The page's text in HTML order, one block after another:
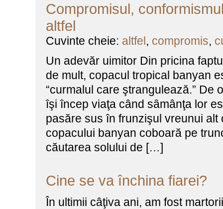
Compromisul,
altfel
Cuvinte cheie: altfel, compromis,
Un adevăr uimitor Din pricina
de mult, copacul tropical banyan
“curmalul care ştrangulează.” De
îşi încep viaţa când sâmânţa lor
pasăre sus în frunzişul vreunui alt
copacului banyan coboară pe
căutarea solului de […]
Cine se va închina fiarei?
În ultimii câţiva ani, am fost